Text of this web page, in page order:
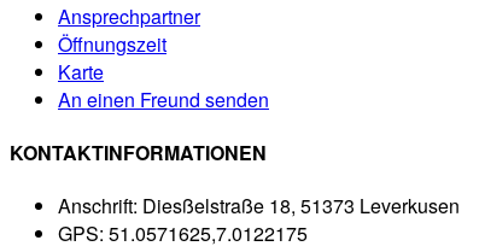
Ansprechpartner
Öffnungszeit
Karte
An einen Freund senden
KONTAKTINFORMATIONEN
Anschrift: Diesßelstraße 18, 51373 Leverkusen
GPS: 51.0571625,7.0122175